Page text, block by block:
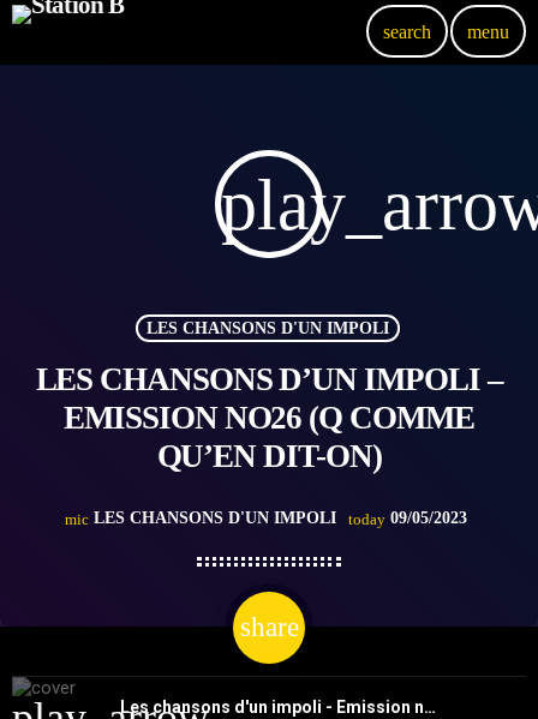
search menu
LES CHANSONS D'UN IMPOLI
LES CHANSONS D’UN IMPOLI –
EMISSION NO26 (Q COMME
QU’EN DIT-ON)
mic LES CHANSONS D'UN IMPOLI today 09/05/2023
share
email
Les chansons d'un impoli - Emission no26 (Q comme Qu'en dit-on)